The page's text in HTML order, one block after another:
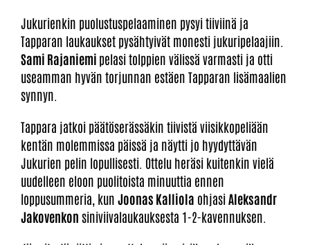
Jukurienkin puolustuspelaaminen pysyi tiiviinä ja
Tapparan laukaukset pysähtyivät monesti jukuripelaajiin.
Sami Rajaniemi pelasi tolppien välissä varmasti ja otti
useamman hyvän torjunnan estäen Tapparan lisämaalien
synnyn.
Tappara jatkoi päätöserässäkin tiivistä viisikkopeliään
kentän molemmissa päissä ja näytti jo hyydyttävän
Jukurien pelin lopullisesti. Ottelu heräsi kuitenkin vielä
uudelleen eloon puolitoista minuuttia ennen
loppusummeria, kun Joonas Kalliola ohjasiAleksandr
Jakovenkon siniviivalaukauksesta 1-2-kavennuksen.